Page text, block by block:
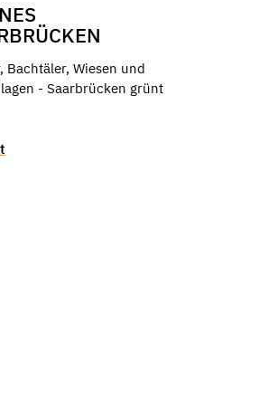
Bachtäler, Wiesen und
- Saarbrücken grünt